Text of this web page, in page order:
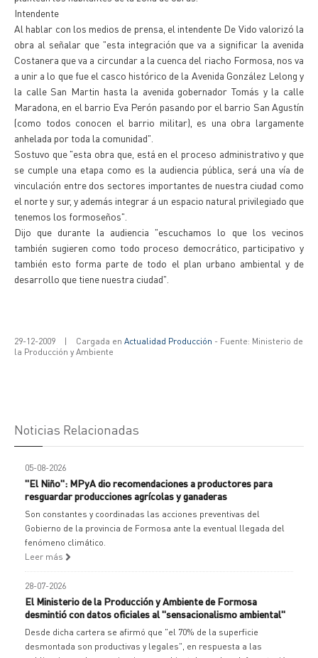
Intendente
Al hablar con los medios de prensa, el intendente De Vido valorizó la
obra al señalar que "esta integración que va a significar la avenida
Costanera que va a circundar a la cuenca del riacho Formosa, nos va
a unir a lo que fue el casco histórico de la Avenida González Lelong y
la calle San Martin hasta la avenida gobernador Tomás y la calle
Maradona, en el barrio Eva Perón pasando por el barrio San Agustín
(como todos conocen el barrio militar), es una obra largamente
anhelada por toda la comunidad".
Sostuvo que "esta obra que, está en el proceso administrativo y que
se cumple una etapa como es la audiencia pública, será una vía de
vinculación entre dos sectores importantes de nuestra ciudad como
el norte y sur, y además integrar á un espacio natural privilegiado que
tenemos los formoseños".
Dijo que durante la audiencia "escuchamos lo que los vecinos
también sugieren como todo proceso democrático, participativo y
también esto forma parte de todo el plan urbano ambiental y de
desarrollo que tiene nuestra ciudad".
29-12-2009 | Cargada en Actualidad Producción - Fuente: Ministerio de
la Producción y Ambiente
Noticias Relacionadas
05-08-2026
"El Niño": MPyA dio recomendaciones a productores para
resguardar producciones agrícolas y ganaderas
Son constantes y coordinadas las acciones preventivas del
Gobierno de la provincia de Formosa ante la eventual llegada del
fenómeno climático.
Leer más
28-07-2026
El Ministerio de la Producción y Ambiente de Formosa
desmintió con datos oficiales al "sensacionalismo ambiental"
Desde dicha cartera se afirmó que "el 70% de la superficie
desmontada son productivas y legales", en respuesta a las